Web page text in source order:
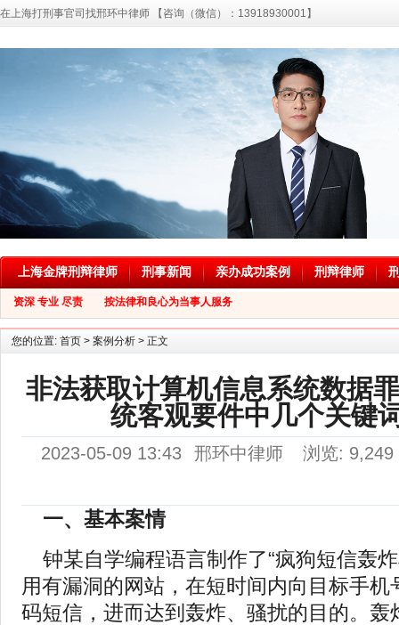
在上海打刑事官司找邢环中律师 【咨询（微信）：13918930001】
上海金牌刑辩律师 刑事新闻 亲办成功案例 刑辩律师
资深 专业 尽责 按法律和良心为当事人服务
您的位置: 首页 > 案例分析 > 正文
非法获取计算机信息系统数据
统客观要件中几个关键
2023-05-09 13:43 邢环中律师 浏览: 9,249
一、基本案情
钟某自学编程语言制作了“疯狗短信轰
用有漏洞的网站，在短时间内向目标手机
码短信，进而达到轰炸、骚扰的目的。轰